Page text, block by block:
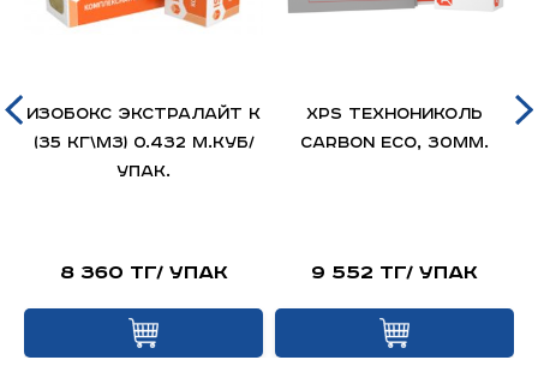
ИЗОБОКС ЭКСТРАЛАЙТ К
(35 кг\м3) 0.432 м.куб/
упак.
8 360 тг/ упак
XPS ТЕХНОНИКОЛЬ
CARBON ECO, 30мм.
9 552 тг/ упак